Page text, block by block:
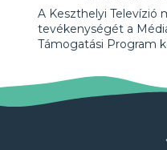
A Keszthelyi Televízió
tevékenységét a
Támogatási Program